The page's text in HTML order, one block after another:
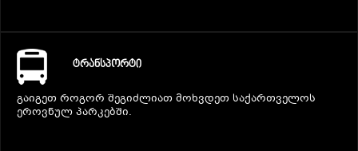
ᲢᲠᲐᲜᲡᲞᲝᲠᲢᲘ
გაიგეთ როგორ შეგიძლიათ მოხვდეთ საქართველოს
ეროვნულ პარკებში.